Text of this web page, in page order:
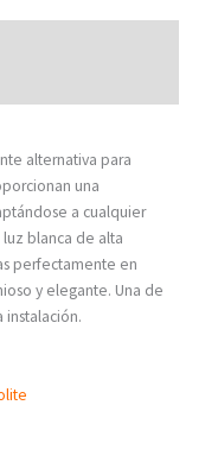
alternativa para
una
a cualquier
blanca de alta
perfectamente en
y elegante. Una de
instalación.